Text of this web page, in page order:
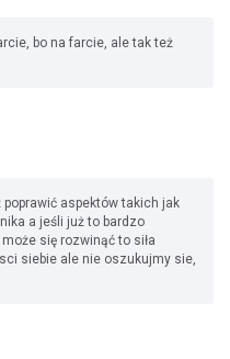
bo na farcie, ale tak też
poprawić aspektów takich jak
a jeśli już to bardzo
się rozwinąć to siła
siebie ale nie oszukujmy sie,